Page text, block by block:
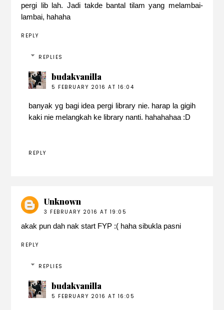
pergi lib lah. Jadi takde bantal tilam yang melambai-
lambai, hahaha
REPLY
REPLIES
budakvanilla
5 FEBRUARY 2016 AT 16:04
banyak yg bagi idea pergi library nie. harap la gigih
kaki nie melangkah ke library nanti. hahahahaa :D
REPLY
Unknown
3 FEBRUARY 2016 AT 19:05
akak pun dah nak start FYP :( haha sibukla pasni
REPLY
REPLIES
budakvanilla
5 FEBRUARY 2016 AT 16:05